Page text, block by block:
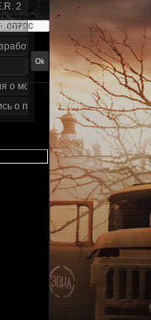
2
о моде за июнь 2020
о проделанной работе